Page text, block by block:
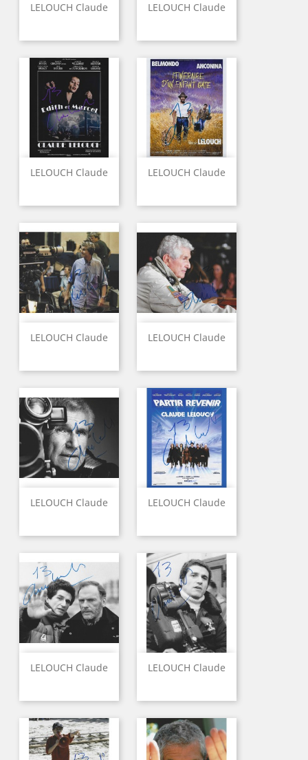
LELOUCH Claude LELOUCH Claude
LELOUCH Claude LELOUCH Claude
LELOUCH Claude LELOUCH Claude
LELOUCH Claude LELOUCH Claude
LELOUCH Claude LELOUCH Claude